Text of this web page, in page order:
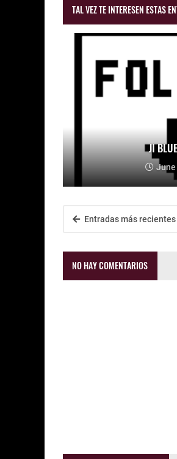
TAL VEZ TE INTERESEN ESTAS
JI
June
Entradas más recientes
NO HAY COMENTARIOS